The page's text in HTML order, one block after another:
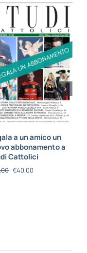
a un amico un
abbonamento a
Cattolici
€40,00